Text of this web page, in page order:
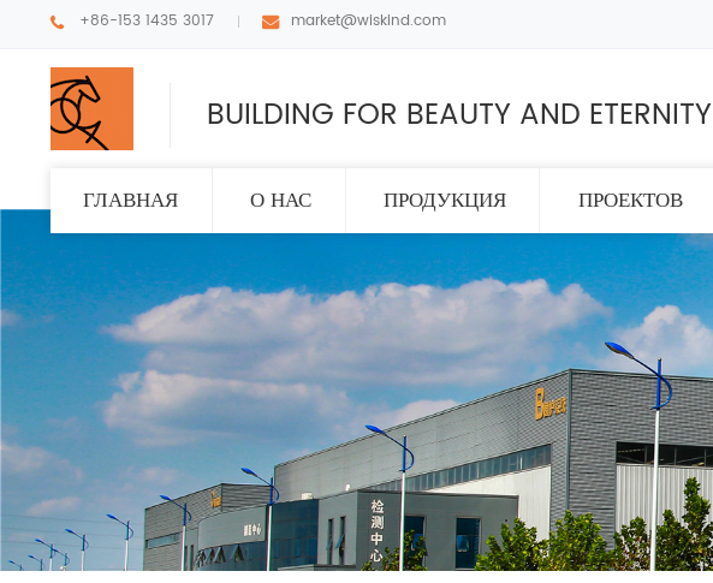
+86-153 1435 3017 market@wiskind.com
BUILDING FOR BEAUTY AND ETERNITY
ГЛАВНАЯ О НАС ПРОДУКЦИЯ ПРОЕКТОВ